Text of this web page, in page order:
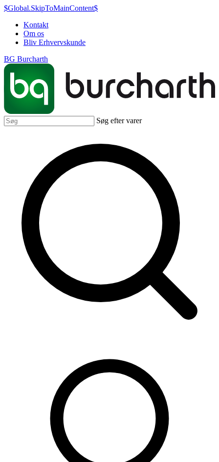
$Global.SkipToMainContent$
Kontakt
Om os
Bliv Erhvervskunde
BG Burcharth
Søg efter varer